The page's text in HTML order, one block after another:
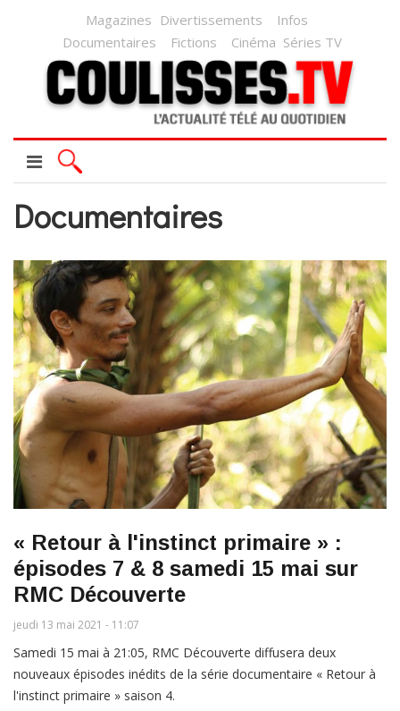
Magazines Divertissements
Infos
Documentaires
Fictions Cinéma Séries TV
Documentaires
« Retour à l'instinct primaire » :
épisodes 7 & 8 samedi 15 mai sur
RMC Découverte
jeudi 13 mai 2021 - 11:07
Samedi 15 mai à 21:05, RMC Découverte diffusera deux
nouveaux épisodes inédits de la série documentaire « Retour à
l'instinct primaire » saison 4.